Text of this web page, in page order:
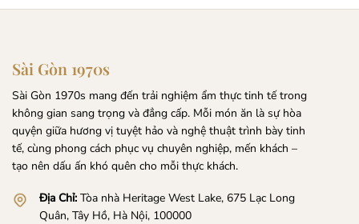
Sài Gòn 1970s
Sài Gòn 1970s mang đến trải nghiệm ẩm thực tinh tế trong
không gian sang trọng và đẳng cấp. Mỗi món ăn là sự hòa
quyện giữa hương vị tuyệt hảo và nghệ thuật trình bày tinh
tế, cùng phong cách phục vụ chuyên nghiệp, mến khách –
tạo nên dấu ấn khó quên cho mỗi thực khách.
Địa Chỉ: Tòa nhà Heritage West Lake, 675 Lạc Long
Quân, Tây Hồ, Hà Nội, 100000